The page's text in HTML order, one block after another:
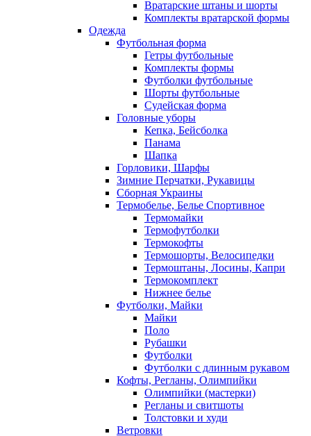
Вратарские штаны и шорты
Комплекты вратарской формы
Одежда
Футбольная форма
Гетры футбольные
Комплекты формы
Футболки футбольные
Шорты футбольные
Судейская форма
Головные уборы
Кепка, Бейсболка
Панама
Шапка
Горловики, Шарфы
Зимние Перчатки, Рукавицы
Сборная Украины
Термобелье, Белье Спортивное
Термомайки
Термофутболки
Термокофты
Термошорты, Велосипедки
Термоштаны, Лосины, Капри
Термокомплект
Нижнее белье
Футболки, Майки
Майки
Поло
Рубашки
Футболки
Футболки с длинным рукавом
Кофты, Регланы, Олимпийки
Олимпийки (мастерки)
Регланы и свитшоты
Толстовки и худи
Ветровки